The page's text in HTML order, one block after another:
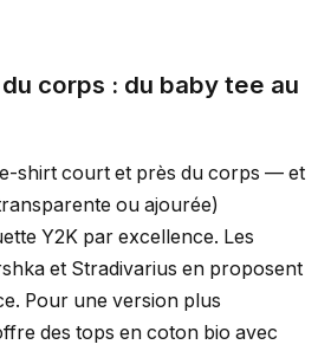
corps : du baby tee au
shirt court et près du corps — et
ou ajourée)
Y2K par excellence. Les
et Stradivarius en proposent
Pour une version plus
des tops en coton bio avec